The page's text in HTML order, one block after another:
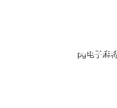
模拟器首
pg电子麻